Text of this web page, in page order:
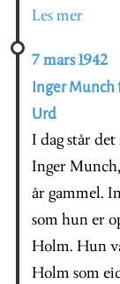
Les mer
7 mars 1942
Inger
Urd
I dag står
Inger
år gammel.
som hun er
Holm. Hun
Holm som